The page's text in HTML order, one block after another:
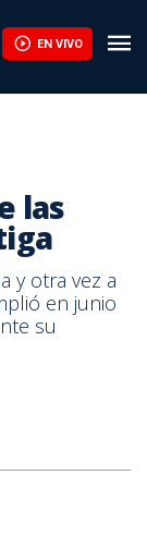
EN VIVO
las
y otra vez a
en junio
su